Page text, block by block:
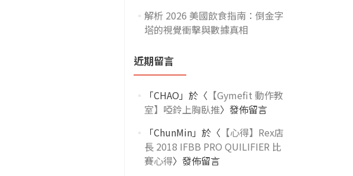
解析 2026 美國飲食指南：倒金字
塔的視覺衝擊與數據真相
近期留言
「CHAO 」於〈 【Gymefit 動作教
室】啞鈴上胸臥推〉發佈留言
「ChunMin」於〈 【心得】Rex店
長 2018 IFBB PRO QUILIFIER 比
賽心得〉發佈留言